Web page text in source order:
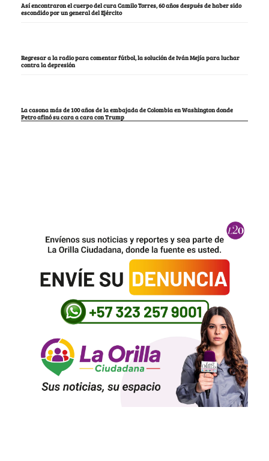
Así encontraron el cuerpo del cura Camilo Torres, 60 años después de haber sido
escondido por un general del Ejército
Regresar a la radio para comentar fútbol, la solución de Iván Mejía para luchar
contra la depresión
La casona más de 100 años de la embajada de Colombia en Washington donde
Petro afinó su cara a cara con Trump